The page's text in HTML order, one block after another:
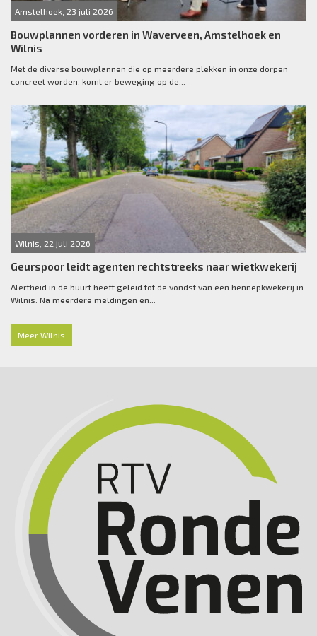
Amstelhoek, 23 juli 2026
Bouwplannen vorderen in Waverveen, Amstelhoek en
Wilnis
Met de diverse bouwplannen die op meerdere plekken in onze dorpen
concreet worden, komt er beweging op de...
Wilnis, 22 juli 2026
Geurspoor leidt agenten rechtstreeks naar wietkwekerij
Alertheid in de buurt heeft geleid tot de vondst van een hennepkwekerij in
Wilnis. Na meerdere meldingen en...
Meer Wilnis